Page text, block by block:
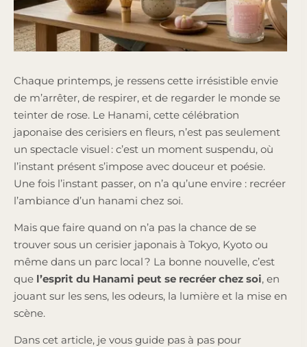
Chaque printemps, je ressens cette irrésistible envie
de m’arrêter, de respirer, et de regarder le monde se
teinter de rose. Le Hanami, cette célébration
japonaise des cerisiers en fleurs, n’est pas seulement
un spectacle visuel : c’est un moment suspendu, où
l’instant présent s’impose avec douceur et poésie.
Une fois l’instant passer, on n’a qu’une envire : recréer
l’ambiance d’un hanami chez soi.
Mais que faire quand on n’a pas la chance de se
trouver sous un cerisier japonais à Tokyo, Kyoto ou
même dans un parc local ? La bonne nouvelle, c’est
que l’esprit du Hanami peut se recréer chez soi, en
jouant sur les sens, les odeurs, la lumière et la mise en
scène.
Dans cet article, je vous guide pas à pas pour